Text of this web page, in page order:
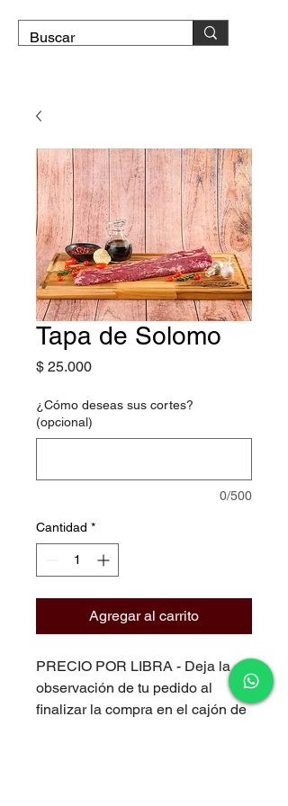
Tapa de Solomo
$ 25.000Precio
¿Cómo deseas sus cortes?
(opcional)
0/500
Cantidad *
Agregar al carrito
PRECIO POR LIBRA - Deja la
observación de tu pedido al
finalizar la compra en el cajón de